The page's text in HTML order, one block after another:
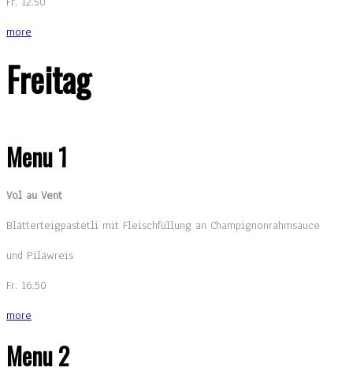
more
Freitag
Menu 1
Vol au Vent
Blätterteigpastetli mit Fleischfüllung an Champignonrahmsauce
und Pilawreis
Fr. 16.50
more
Menu 2